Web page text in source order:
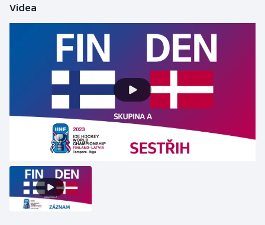
Dostihy
Gymnastika
Házená
Jezdectví
Videa